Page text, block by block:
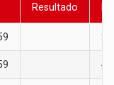
Resultado
21
42